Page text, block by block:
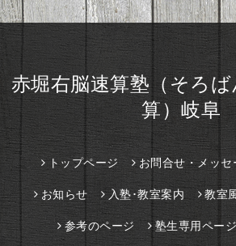
赤堀右脳速算塾（そろ
算）岐阜
トップページ お問合せ・メッセ
お知らせ 入塾･教室案内 教室
参考のページ 塾生専用ペー